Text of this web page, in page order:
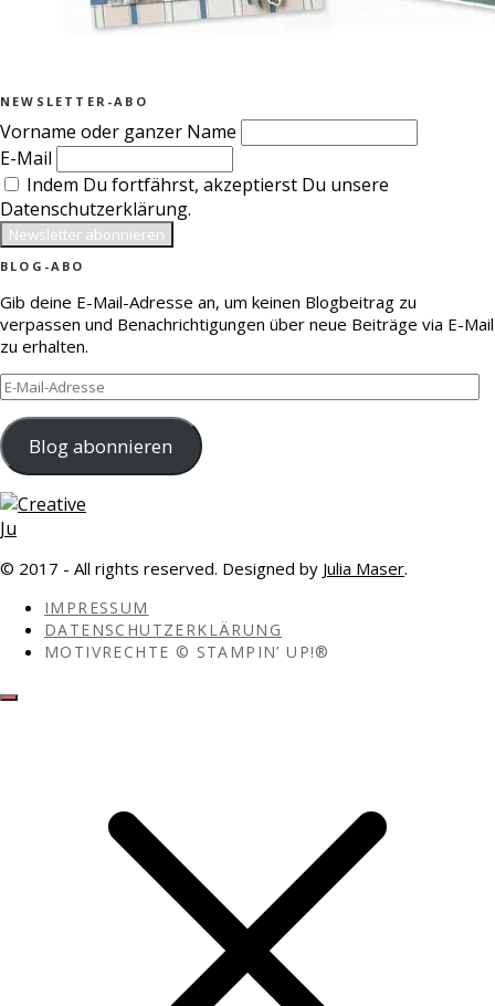
NEWSLETTER-ABO
Vorname oder ganzer Name
E-Mail
Indem Du fortfährst, akzeptierst Du unsere
Datenschutzerklärung.
BLOG-ABO
Gib deine E-Mail-Adresse an, um keinen Blogbeitrag zu
verpassen und Benachrichtigungen über neue Beiträge via E-Mail
zu erhalten.
E-
Mail-
Adresse
Blog abonnieren
© 2017 - All rights reserved. Designed by Julia Maser.
IMPRESSUM
DATENSCHUTZERKLÄRUNG
MOTIVRECHTE © STAMPIN’ UP!®